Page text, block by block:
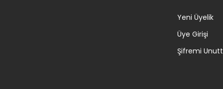
Yeni Üyelik
Üye Girişi
Şifremi